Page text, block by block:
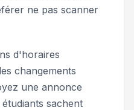
ne pas scanner
d'horaires
changements
une annonce
sachent